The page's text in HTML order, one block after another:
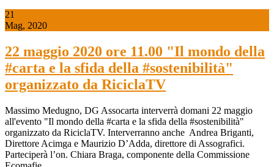
21
Mag, 2020
22 maggio 2020 ore 11.00 "Il mondo della
#carta e la sfida della #sostenibilità"
organizzato da RiciclaTV
Massimo Medugno, DG Assocarta interverrà domani 22 maggio
all'evento "Il mondo della #carta e la sfida della #sostenibilità"
organizzato da RiciclaTV. Interverranno anche Andrea Briganti,
Direttore Acimga e Maurizio D’Adda, direttore di Assografici.
Parteciperà l’on. Chiara Braga, componente della Commissione